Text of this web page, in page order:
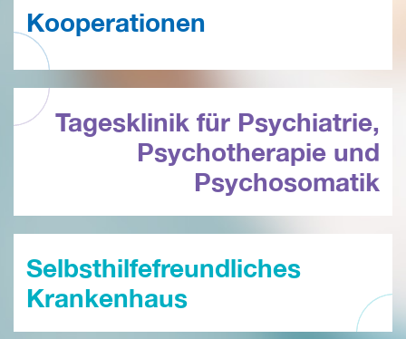
Kooperationen
Tagesklinik für Psychiatrie,
Psychotherapie und
Psychosomatik
Selbsthilfefreundliches
Krankenhaus